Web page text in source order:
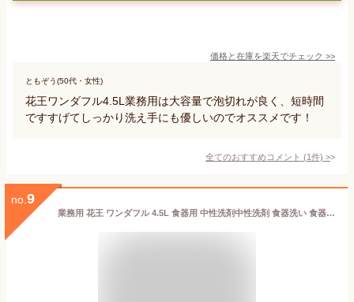
価格と在庫を楽天でチェック >>
ともぞう(50代・女性)
花王ワンダフル4.5L業務用は大容量で泡切れが良く、短時間
ですすげてしっかり洗え手にも優しいのでオススメです！
全てのおすすめコメント (1件) >
no. 9
業務用 花王 ワンダフル 4.5L 食器用 中性洗剤中性洗剤 食器洗い 食器用 洗剤 油汚れ 食器洗浄機 食洗機 詰め替え 洗浄 除菌 消臭 殺菌 消毒 厨房 清掃 掃除 キッチン 台所 皿 食器用 洗剤 台所洗剤 レストラン